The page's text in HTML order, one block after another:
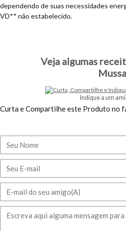
dependendo de suas necessidades
VD** não estabelecido.
Veja algumas
Indique a um
Curta e Compartilhe este Produto no